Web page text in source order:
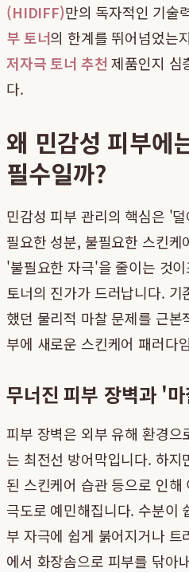
(HIDIFF)만의 독자적인 기술
부 토너의 한계를 뛰어넘었는
저자극 토너 추천 제품인지 심
다.
왜 민감성 피부에
필수일까?
민감성 피부 관리의 핵심은 '
필요한 성분, 불필요한 스킨
'불필요한 자극'을 줄이는 것
토너의 진가가 드러납니다.
했던 물리적 마찰 문제를 근
부에 새로운 스킨케어 패러다
무너진 피부 장벽과 '
피부 장벽은 외부 유해 환경
는 최전선 방어막입니다. 하
된 스킨케어 습관 등으로 인
극도로 예민해집니다. 수분이
부 자극에 쉽게 붉어지거나
에서 화장솜으로 피부를 닦아